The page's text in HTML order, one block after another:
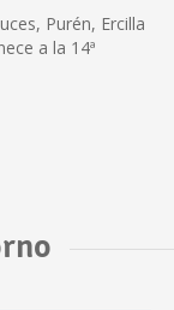
Purén, Ercilla
a la 14ª